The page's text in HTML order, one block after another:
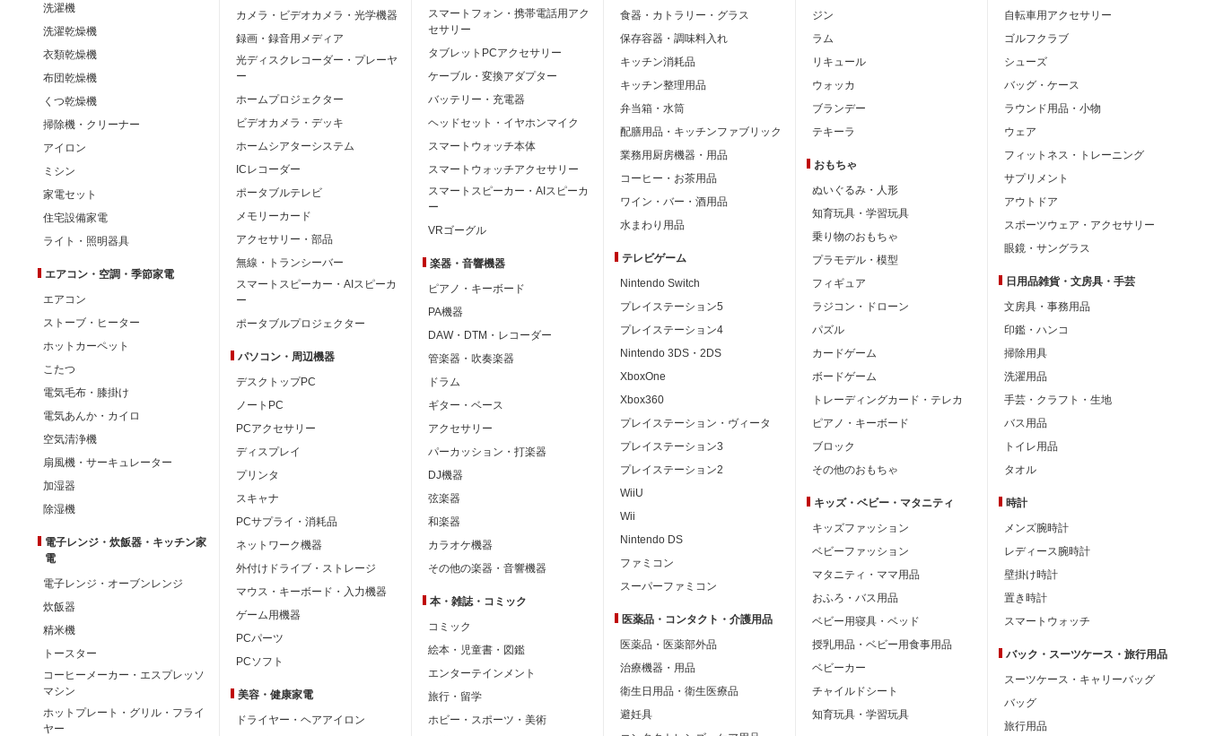
洗濯機
洗濯乾燥機
衣類乾燥機
布団乾燥機
くつ乾燥機
掃除機・クリーナー
アイロン
ミシン
家電セット
住宅設備家電
ライト・照明器具
エアコン・空調・季節家電
エアコン
ストーブ・ヒーター
ホットカーペット
こたつ
電気毛布・膝掛け
電気あんか・カイロ
空気清浄機
扇風機・サーキュレーター
加湿器
除湿機
電子レンジ・炊飯器・キッチン家
電
電子レンジ・オーブンレンジ
炊飯器
精米機
トースター
コーヒーメーカー・エスプレッソ
マシン
ホットプレート・グリル・フライ
ヤー
カメラ・ビデオカメラ・光学機器
録画・録音用メディア
光ディスクレコーダー・プレーヤ
ー
ホームプロジェクター
ビデオカメラ・デッキ
ホームシアターシステム
ICレコーダー
ポータブルテレビ
メモリーカード
アクセサリー・部品
無線・トランシーバー
スマートスピーカー・AIスピーカ
ー
ポータブルプロジェクター
パソコン・周辺機器
デスクトップPC
ノートPC
PCアクセサリー
ディスプレイ
プリンタ
スキャナ
PCサプライ・消耗品
ネットワーク機器
外付けドライブ・ストレージ
マウス・キーボード・入力機器
ゲーム用機器
PCパーツ
PCソフト
美容・健康家電
ドライヤー・ヘアアイロン
スマートフォン・携帯電話用アク
セサリー
タブレットPCアクセサリー
ケーブル・変換アダプター
バッテリー・充電器
ヘッドセット・イヤホンマイク
スマートウォッチ本体
スマートウォッチアクセサリー
スマートスピーカー・AIスピーカ
ー
VRゴーグル
楽器・音響機器
ピアノ・キーボード
PA機器
DAW・DTM・レコーダー
管楽器・吹奏楽器
ドラム
ギター・ベース
アクセサリー
パーカッション・打楽器
DJ機器
弦楽器
和楽器
カラオケ機器
その他の楽器・音響機器
本・雑誌・コミック
コミック
絵本・児童書・図鑑
エンターテインメント
旅行・留学
ホビー・スポーツ・美術
食器・カトラリー・グラス
保存容器・調味料入れ
キッチン消耗品
キッチン整理用品
弁当箱・水筒
配膳用品・キッチンファブリック
業務用厨房機器・用品
コーヒー・お茶用品
ワイン・バー・酒用品
水まわり用品
テレビゲーム
Nintendo Switch
プレイステーション5
プレイステーション4
Nintendo 3DS・2DS
XboxOne
Xbox360
プレイステーション・ヴィータ
プレイステーション3
プレイステーション2
WiiU
Wii
Nintendo DS
ファミコン
スーパーファミコン
医薬品・コンタクト・介護用品
医薬品・医薬部外品
治療機器・用品
衛生日用品・衛生医療品
避妊具
ジン
ラム
リキュール
ウォッカ
ブランデー
テキーラ
おもちゃ
ぬいぐるみ・人形
知育玩具・学習玩具
乗り物のおもちゃ
プラモデル・模型
フィギュア
ラジコン・ドローン
パズル
カードゲーム
ボードゲーム
トレーディングカード・テレカ
ピアノ・キーボード
ブロック
その他のおもちゃ
キッズ・ベビー・ マタニティ
キッズファッション
ベビーファッション
マタニティ・ママ用品
おふろ・バス用品
ベビー用寝具・ベッド
授乳用品・ベビー用食事用品
ベビーカー
チャイルドシート
知育玩具・学習玩具
自転車用アクセサリー
ゴルフクラブ
シューズ
バッグ・ケース
ラウンド用品・小物
ウェア
フィットネス・トレーニング
サプリメント
アウトドア
スポーツウェア・アクセサリー
眼鏡・サングラス
日用品雑貨・文房具・手芸
文房具・事務用品
印鑑・ハンコ
掃除用具
洗濯用品
手芸・クラフト・生地
バス用品
トイレ用品
タオル
時計
メンズ腕時計
レディース腕時計
壁掛け時計
置き時計
スマートウォッチ
バック・スーツケース・旅行用品
スーツケース・キャリーバッグ
バッグ
旅行用品